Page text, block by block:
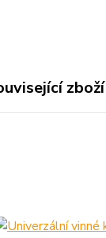
zboží